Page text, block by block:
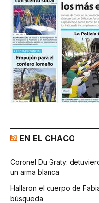
EN EL CHACO
Coronel Du Graty:
un arma blanca
Hallaron el cuerpo de
búsqueda